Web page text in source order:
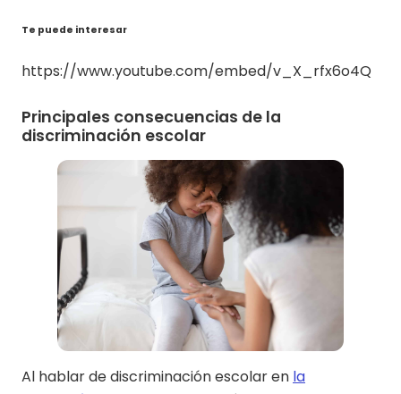
Te puede interesar
https://www.youtube.com/embed/v_X_rfx6o4Q
Principales consecuencias de la
discriminación escolar
Al hablar de discriminación escolar en la